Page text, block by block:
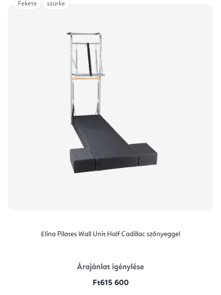
Elina Pilates Wall Unit Half Cadillac szőnyeggel
Árajánlat igénylése
Ft615 600
Fekete szürke